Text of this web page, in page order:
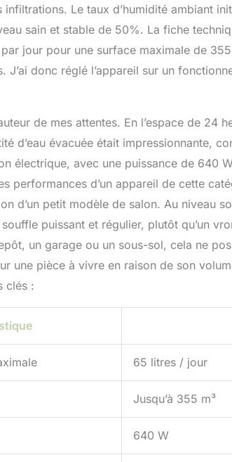
Le taux d’humidité ambiant
sain et stable de 50%. La fiche
jour pour une surface maximale de
J’ai donc réglé l’appareil sur un
de mes attentes. En l’espace de 24
d’eau évacuée était impressionnante,
électrique, avec une puissance de 640
performances d’un appareil de cette
d’un petit modèle de salon. Au niveau
puissant et régulier, plutôt qu’un
un garage ou un sous-sol, cela ne
une pièce à vivre en raison de son
clés :
65 litres / jour
Jusqu’à 355 m³
640 W